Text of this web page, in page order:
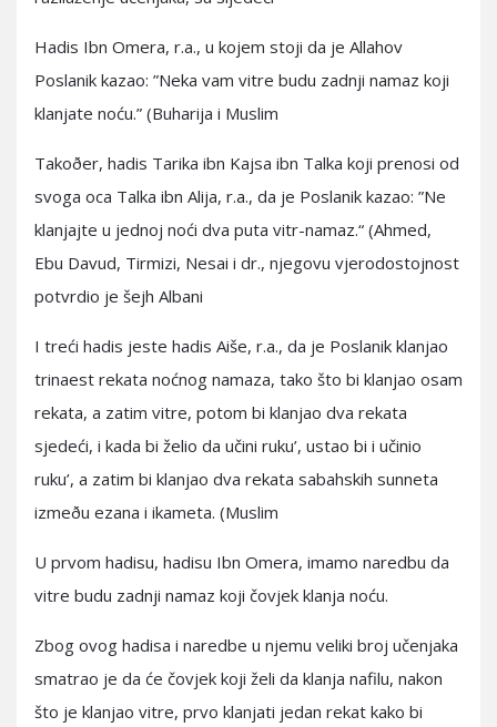
Hadis Ibn Omera, r.a., u kojem stoji da je Allahov
Poslanik kazao: ”Neka vam vitre budu zadnji namaz koji
klanjate noću.” (Buharija i Muslim
Takoðer, hadis Tarika ibn Kajsa ibn Talka koji prenosi od
svoga oca Talka ibn Alija, r.a., da je Poslanik kazao: ”Ne
klanjajte u jednoj noći dva puta vitr-namaz.“ (Ahmed,
Ebu Davud, Tirmizi, Nesai i dr., njegovu vjerodostojnost
potvrdio je šejh Albani
I treći hadis jeste hadis Aiše, r.a., da je Poslanik klanjao
trinaest rekata noćnog namaza, tako što bi klanjao osam
rekata, a zatim vitre, potom bi klanjao dva rekata
sjedeći, i kada bi želio da učini ruku’, ustao bi i učinio
ruku’, a zatim bi klanjao dva rekata sabahskih sunneta
izmeðu ezana i ikameta. (Muslim
U prvom hadisu, hadisu Ibn Omera, imamo naredbu da
vitre budu zadnji namaz koji čovjek klanja noću.
Zbog ovog hadisa i naredbe u njemu veliki broj učenjaka
smatrao je da će čovjek koji želi da klanja nafilu, nakon
što je klanjao vitre, prvo klanjati jedan rekat kako bi